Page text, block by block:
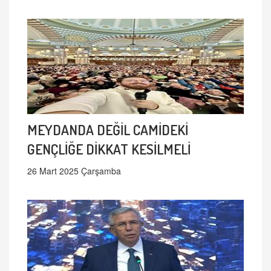
MEYDANDA DEĞİL CAMİDEKİ
GENÇLİĞE DİKKAT KESİLMELİ
26 Mart 2025 Çarşamba